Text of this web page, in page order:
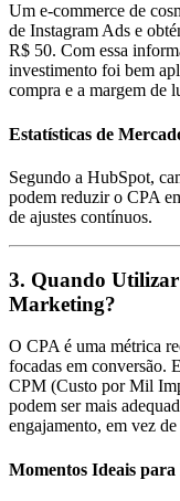
Um e-commerce de
de Instagram Ads e
R$ 50. Com essa
investimento foi bem
compra e a margem de
Estatísticas de
Segundo a HubSpot,
podem reduzir o CPA
de ajustes contínuos.
3. Quando
Marketing?
O CPA é uma métrica
focadas em conversão.
CPM (Custo por Mil
podem ser mais
engajamento, em vez
Momentos Ideais